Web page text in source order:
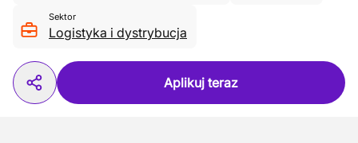
Sektor
Logistyka i dystrybucja
Aplikuj teraz